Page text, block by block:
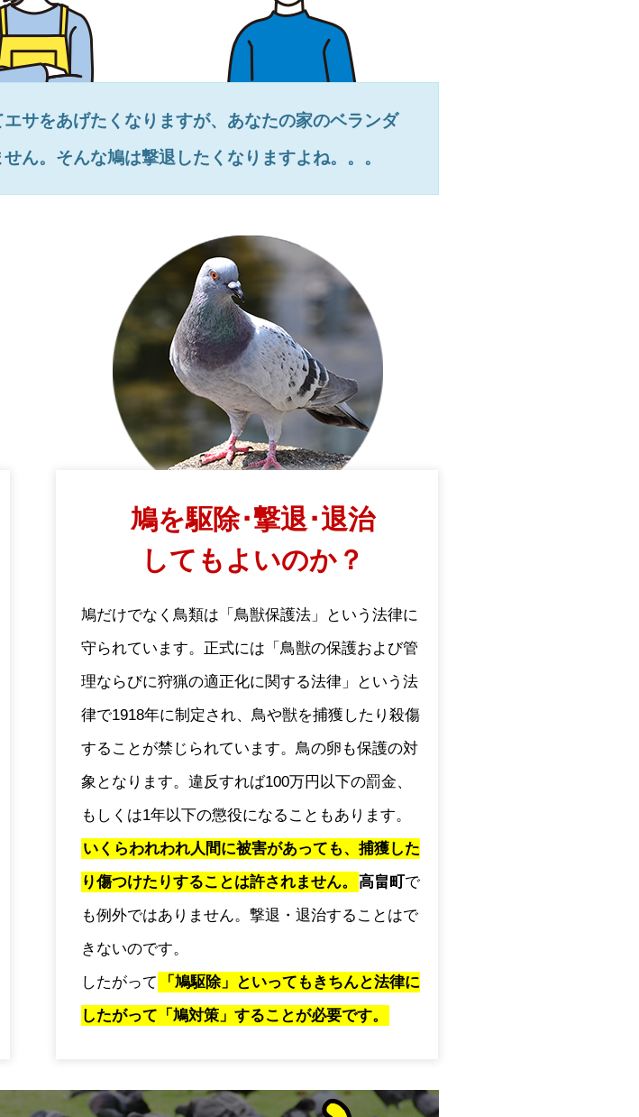
サをあげたくなりますが、あなたの家のベランダ
ん。そんな鳩は撃退したくなりますよね。。。
鳩を駆除･撃退･退治
してもよいのか？
鳩だけでなく鳥類は「鳥獣保護法」という法律に
守られています。正式には「鳥獣の保護および管
理ならびに狩猟の適正化に関する法律」という法
律で1918年に制定され、鳥や獣を捕獲したり殺傷
することが禁じられています。鳥の卵も保護の対
象となります。違反すれば100万円以下の罰金、
もしくは1年以下の懲役になることもあります。
いくらわれわれ人間に被害があっても、捕獲した
り傷つけたりすることは許されません。
高畠町で
も例外ではありません。撃退・退治することはで
きないのです。
したがって
「鳩駆除」といってもきちんと法律に
したがって「鳩対策」することが必要です。